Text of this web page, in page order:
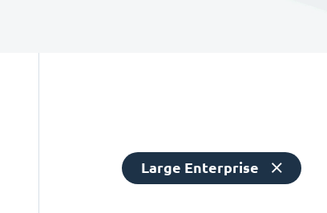
Large Enterprise